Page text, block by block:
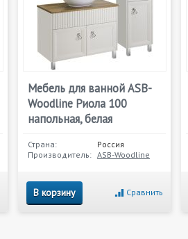
Мебель для ванной ASB-
Woodline Риола 100
напольная, белая
Страна:
Россия
Производитель: ASB-Woodline
В корзину Сравнить